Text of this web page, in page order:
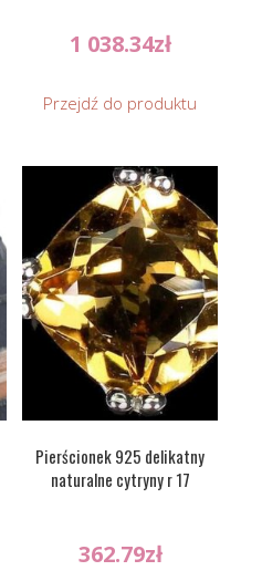
1 038.34zł
Przejdź do produktu
Pierścionek 925 delikatny
naturalne cytryny r 17
362.79zł